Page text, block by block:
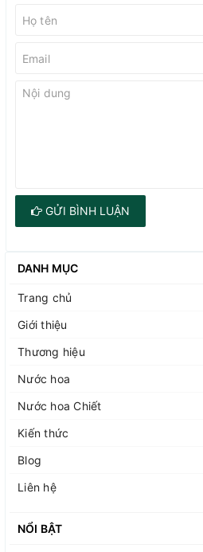
GỬI BÌNH LUẬN
DANH MỤC
Trang chủ
Giới thiệu
Thương hiệu
Nước hoa
Nước hoa Chiết
Kiến thức
Blog
Liên hệ
NỔI BẬT